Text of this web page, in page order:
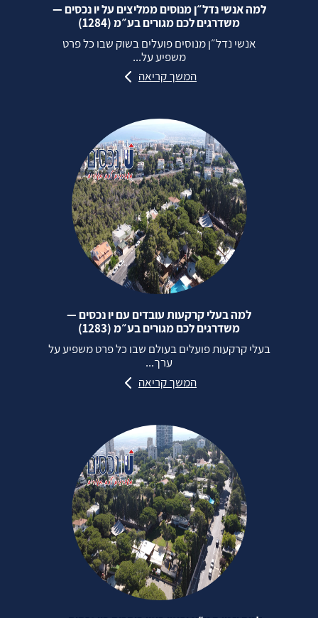
למה אנשי נדל״ן מנוסים ממליצים על יו נכסים —
משדרגים לכם מגורים בע״מ (1284)
אנשי נדל״ן מנוסים פועלים בשוק שבו כל פרט
משפיע על...
המשך קריאה
למה בעלי קרקעות עובדים עם יו נכסים —
משדרגים לכם מגורים בע״מ (1283)
בעלי קרקעות פועלים בעולם שבו כל פרט משפיע על
ערך...
המשך קריאה